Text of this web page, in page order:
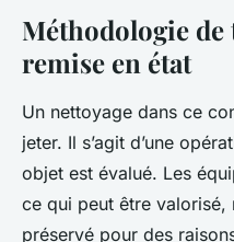
Méthodologie de
remise en état
Un nettoyage dans ce
jeter. Il s’agit d’une
objet est évalué. Les
ce qui peut être
préservé pour des